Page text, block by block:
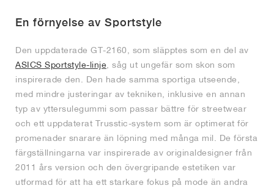
En förnyelse av Sportstyle
Den uppdaterade GT-2160, som släpptes som en del av
ASICS Sportstyle-linje, såg ut ungefär som skon som
inspirerade den. Den hade samma sportiga utseende,
med mindre justeringar av tekniken, inklusive en annan
typ av yttersulegummi som passar bättre för streetwear
och ett uppdaterat Trusstic-system som är optimerat för
promenader snarare än löpning med många mil. De första
färgställningarna var inspirerade av originaldesigner från
2011 års version och den övergripande estetiken var
utformad för att ha ett starkare fokus på mode än andra